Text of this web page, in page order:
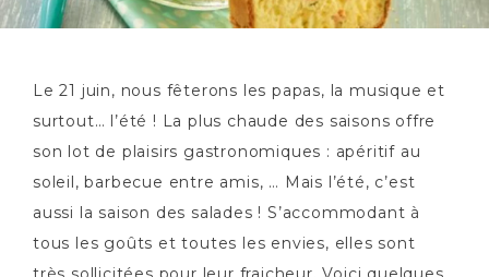
Le 21 juin, nous fêterons les papas, la musique et
surtout… l’été ! La plus chaude des saisons offre
son lot de plaisirs gastronomiques : apéritif au
soleil, barbecue entre amis, … Mais l’été, c’est
aussi la saison des salades ! S’accommodant à
tous les goûts et toutes les envies, elles sont